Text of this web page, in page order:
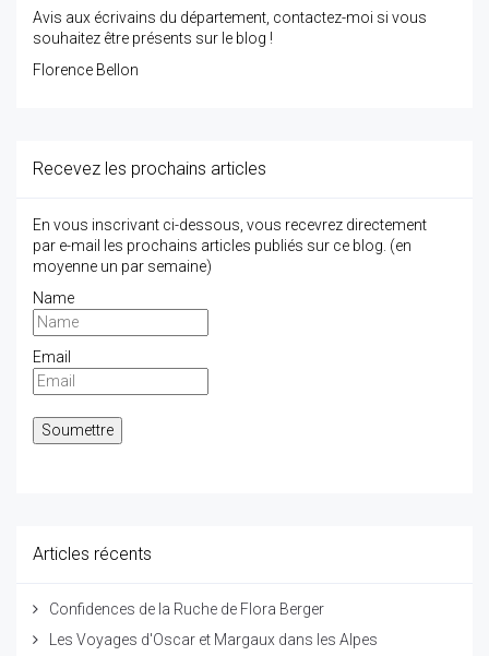
Avis aux écrivains du département, contactez-moi si vous
souhaitez être présents sur le blog !
Florence Bellon
Recevez les prochains articles
En vous inscrivant ci-dessous, vous recevrez directement
par e-mail les prochains articles publiés sur ce blog. (en
moyenne un par semaine)
Name
Email
Articles récents
Confidences de la Ruche de Flora Berger
Les Voyages d'Oscar et Margaux dans les Alpes